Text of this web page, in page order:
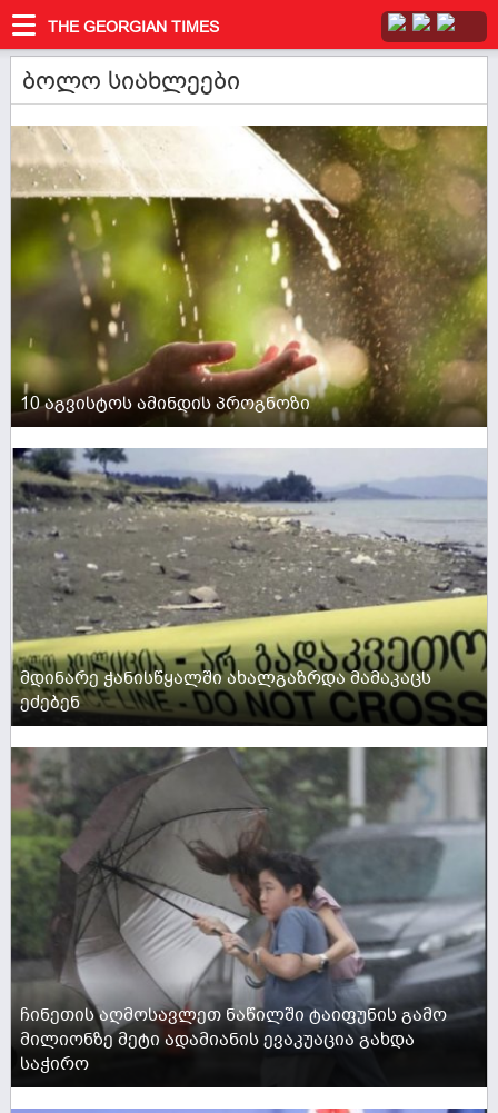
THE GEORGIAN TIMES
ბოლო სიახლეები
10 აგვისტოს ამინდის პროგნოზი
მდინარე ჭანისწყალში ახალგაზრდა მამაკაცს
ეძებენ
ჩინეთის აღმოსავლეთ ნაწილში ტაიფუნის გამო
მილიონზე მეტი ადამიანის ევაკუაცია გახდა
საჭირო